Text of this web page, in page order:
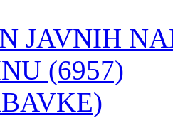
JAVNIH
(6957)